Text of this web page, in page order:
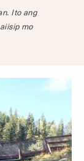
Ito ang
mo